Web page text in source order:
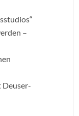
–
Deuser-